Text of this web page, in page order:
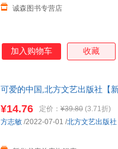
诚森图书专营店
加入购物车 收藏
可爱的中国,北方文艺出版社【
¥14.76 定价： ¥39.80 (3.71折)
方志敏 /2022-07-01 /北方文艺出版社